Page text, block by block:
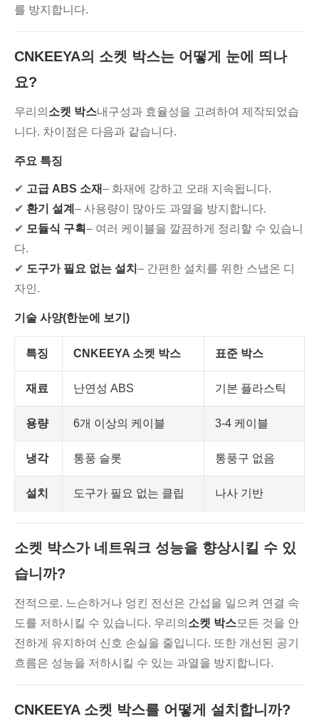
를 방지합니다.
CNKEEYA의 소켓 박스는 어떻게 눈에 띄나
요?
우리의 소켓 박스내구성과 효율성을 고려하여 제작되었습
니다. 차이점은 다음과 같습니다.
주요 특징
✔ 고급 ABS 소재– 화재에 강하고 오래 지속됩니다.
✔ 환기 설계 – 사용량이 많아도 과열을 방지합니다.
✔ 모듈식 구획– 여러 케이블을 깔끔하게 정리할 수 있습니
다.
✔ 도구가 필요 없는 설치 – 간편한 설치를 위한 스냅온 디
자인.
기술 사양(한눈에 보기)
특징 CNKEEYA 소켓 박스 표준 박스
재료 난연성 ABS 기본 플라스틱
용량 6개 이상의 케이블 3-4 케이블
냉각 통풍 슬롯 통풍구 없음
설치 도구가 필요 없는 클립 나사 기반
소켓 박스가 네트워크 성능을 향상시킬 수 있
습니까?
전적으로. 느슨하거나 엉킨 전선은 간섭을 일으켜 연결 속
도를 저하시킬 수 있습니다. 우리의 소켓 박스모든 것을 안
전하게 유지하여 신호 손실을 줄입니다. 또한 개선된 공기
흐름은 성능을 저하시킬 수 있는 과열을 방지합니다.
CNKEEYA 소켓 박스를 어떻게 설치합니까?